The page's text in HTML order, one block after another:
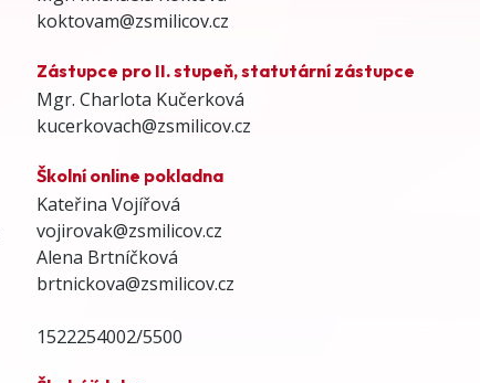
koktovam@zsmilicov.cz
Zástupce pro II. stupeň, statutární zástupce
Mgr. Charlota Kučerková
kucerkovach@zsmilicov.cz
Školní online pokladna
Kateřina Vojířová
vojirovak@zsmilicov.cz
Alena Brtníčková
brtnickova@zsmilicov.cz
1522254002/5500